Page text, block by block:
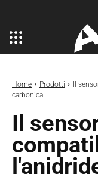
Home Prodotti
Il
carbonica
Il